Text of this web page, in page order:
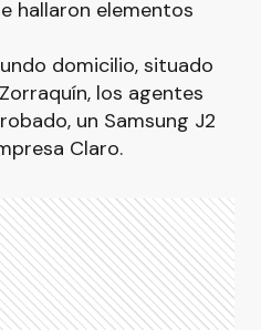
hallaron elementos
domicilio, situado
los agentes
un Samsung J2
Claro.